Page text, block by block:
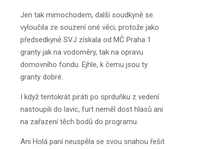
Jen tak mimochodem, další soudkyně se
vyloučila ze souzení oné věci, protože jako
předsedkyně SVJ získala od MČ Praha 1
granty jak na vodoměry, tak na opravu
domovního fondu. Ejhle, k čemu jsou ty
granty dobré.
I když tentokrát piráti po sprduňku z vedení
nastoupili do lavic, furt neměl dost hlasů ani
na zařazení těch bodů do programu.
Ani Holá paní neuspěla se svou snahou řešit